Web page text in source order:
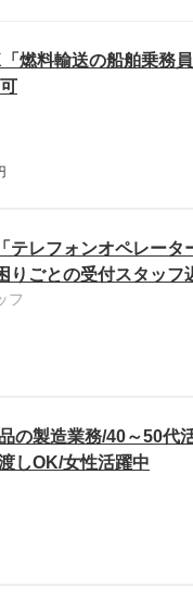
燃料輸送の船舶乗務
テレフォンオペレータ
りごとの受付スタッフ
フ
の製造業務/40～50代
しOK/女性活躍中